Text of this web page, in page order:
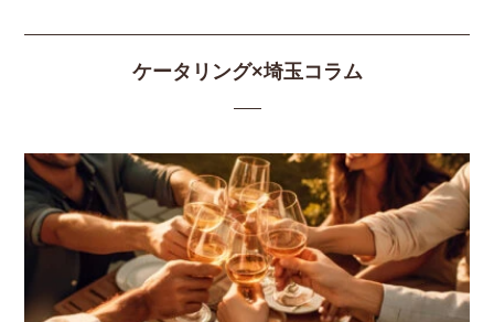
ケータリング×埼玉コラム